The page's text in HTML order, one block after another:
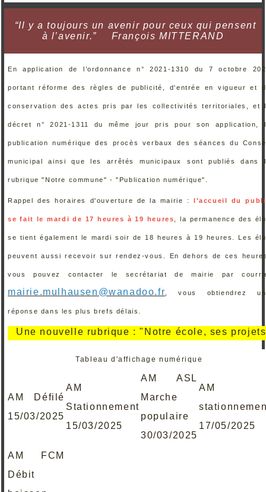
“Il y a toujours un avenir pour ceux qui pensent
à l’avenir.”
François MITTERAND
En application de l’ordonnance n° 2021-1310 du 7 octobre
portant réforme des règles de publicité, d'entrée en vigueur et
conservation des actes pris par les collectivités territoriales, et
décret n° 2021-1311 du même jour pris pour son application,
publication numérique des procès verbaux des séances du
municipal ainsi que les arrêtés municipaux sont publiés dans
rubrique "Notre commune" - "Publication numérique".
Rappel des horaires d'ouverture de la mairie : l'accueil du
se fait le mardi de 17 heures à 19 heures , la permanence des
se tient également le mardi soir de 18 heures à 19 heures. Les
peuvent aussi recevoir sur rendez-vous. En dehors de ces
vous pouvez contacter le secrétariat de mairie par
mairie.mulhausen@wanadoo.fr , vous obtiendrez
réponse dans les plus brefs délais.
nouvelle rubrique : "Notre école, ses projets,
Tableau d'affichage numérique
AM Défilé
15/03/2025
AM
Stationnement
15/03/2025
AM ASL
Marche
populaire
30/03/2025
AM
17/05/2025
AM FCM
Débit